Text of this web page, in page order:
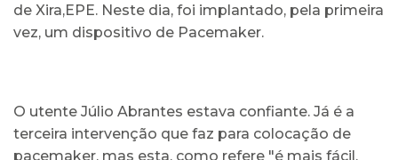
de Xira,EPE. Neste dia, foi implantado, pela primeira
vez, um dispositivo de Pacemaker.
O utente Júlio Abrantes estava confiante. Já é a
terceira intervenção que faz para colocação de
pacemaker, mas esta, como refere "é mais fácil,